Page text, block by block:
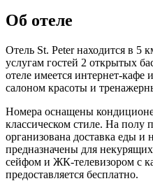
Об отеле
Отель St. Peter находится в 5
услугам гостей 2 открытых
отеле имеется интернет-кафе
салоном красоты и
Номера оснащены
классическом стиле. На полу
организована доставка еды и
предназначены для
сейфом и ЖК-телевизором с
предоставляется бесплатно.